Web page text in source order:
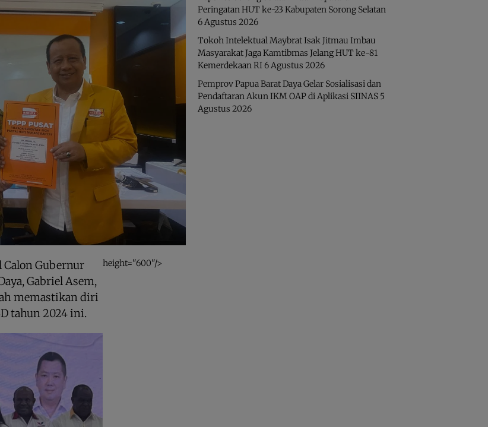
Calon Gubernur
Gabriel Asem,
memastikan diri
tahun 2024 ini.
height="600"/>
Peringatan HUT ke-23 Kabupaten Sorong Selatan
6 Agustus 2026
Tokoh Intelektual Maybrat Isak Jitmau Imbau
Masyarakat Jaga Kamtibmas Jelang HUT ke-81
Kemerdekaan RI6 Agustus 2026
Pemprov Papua Barat Daya Gelar Sosialisasi dan
Pendaftaran Akun IKM OAP di Aplikasi SIINAS 5
Agustus 2026